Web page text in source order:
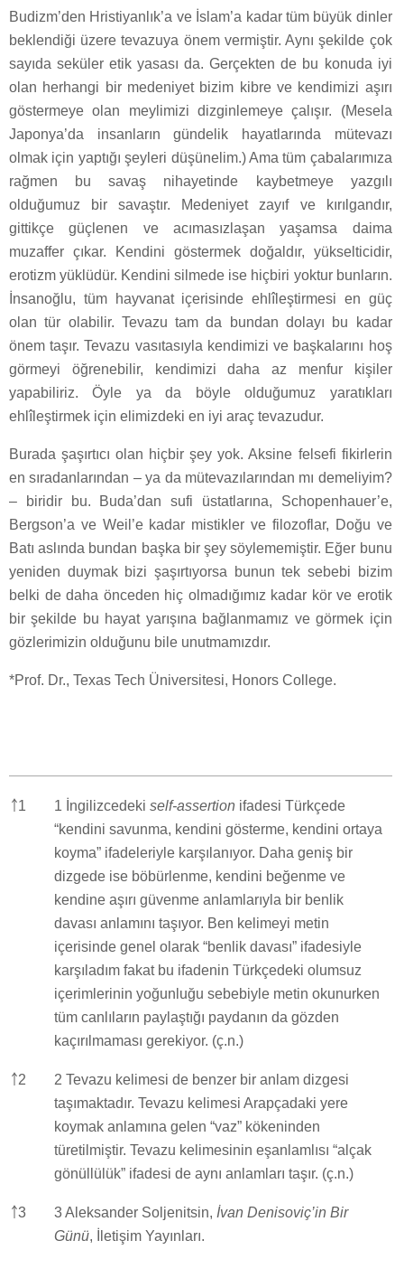
Budizm’den Hristiyanlık’a ve İslam’a kadar tüm büyük dinler
beklendiği üzere tevazuya önem vermiştir. Aynı şekilde çok
sayıda seküler etik yasası da. Gerçekten de bu konuda iyi
olan herhangi bir medeniyet bizim kibre ve kendimizi aşırı
göstermeye olan meylimizi dizginlemeye çalışır. (Mesela
Japonya’da insanların gündelik hayatlarında mütevazı
olmak için yaptığı şeyleri düşünelim.) Ama tüm çabalarımıza
rağmen bu savaş nihayetinde kaybetmeye yazgılı
olduğumuz bir savaştır. Medeniyet zayıf ve kırılgandır,
gittikçe güçlenen ve acımasızlaşan yaşamsa daima
muzaffer çıkar. Kendini göstermek doğaldır, yükselticidir,
erotizm yüklüdür. Kendini silmede ise hiçbiri yoktur bunların.
İnsanoğlu, tüm hayvanat içerisinde ehlîleştirmesi en güç
olan tür olabilir. Tevazu tam da bundan dolayı bu kadar
önem taşır. Tevazu vasıtasıyla kendimizi ve başkalarını hoş
görmeyi öğrenebilir, kendimizi daha az menfur kişiler
yapabiliriz. Öyle ya da böyle olduğumuz yaratıkları
ehlîleştirmek için elimizdeki en iyi araç tevazudur.
Burada şaşırtıcı olan hiçbir şey yok. Aksine felsefi fikirlerin
en sıradanlarından – ya da mütevazılarından mı demeliyim?
– biridir bu. Buda’dan sufi üstatlarına, Schopenhauer’e,
Bergson’a ve Weil’e kadar mistikler ve filozoflar, Doğu ve
Batı aslında bundan başka bir şey söylememiştir. Eğer bunu
yeniden duymak bizi şaşırtıyorsa bunun tek sebebi bizim
belki de daha önceden hiç olmadığımız kadar kör ve erotik
bir şekilde bu hayat yarışına bağlanmamız ve görmek için
gözlerimizin olduğunu bile unutmamızdır.
*Prof. Dr., Texas Tech Üniversitesi, Honors College.
￪1 1 İngilizcedeki self-assertion ifadesi Türkçede
“kendini savunma, kendini gösterme, kendini ortaya
koyma” ifadeleriyle karşılanıyor. Daha geniş bir
dizgede ise böbürlenme, kendini beğenme ve
kendine aşırı güvenme anlamlarıyla bir benlik
davası anlamını taşıyor. Ben kelimeyi metin
içerisinde genel olarak “benlik davası” ifadesiyle
karşıladım fakat bu ifadenin Türkçedeki olumsuz
içerimlerinin yoğunluğu sebebiyle metin okunurken
tüm canlıların paylaştığı paydanın da gözden
kaçırılmaması gerekiyor. (ç.n.)
￪2
2 Tevazu kelimesi de benzer bir anlam dizgesi
taşımaktadır. Tevazu kelimesi Arapçadaki yere
koymak anlamına gelen “vaz” kökeninden
türetilmiştir. Tevazu kelimesinin eşanlamlısı “alçak
gönüllülük” ifadesi de aynı anlamları taşır. (ç.n.)
￪3 3 Aleksander Soljenitsin, İvan Denisoviç’in Bir
Günü, İletişim Yayınları.